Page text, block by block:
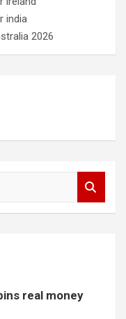
india
2026
real money